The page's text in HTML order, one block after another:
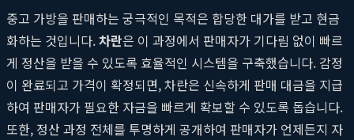
중고 가방을 판매하는 궁극적인 목적은 합당한 대가를 받고 현금
화하는 것입니다.차란은 이 과정에서 판매자가 기다림 없이 빠르
게 정산을 받을 수 있도록 효율적인 시스템을 구축했습니다. 감정
이 완료되고 가격이 확정되면, 차란은 신속하게 판매 대금을 지급
하여 판매자가 필요한 자금을 빠르게 확보할 수 있도록 돕습니다.
또한, 정산 과정 전체를 투명하게 공개하여 판매자가 언제든지 자